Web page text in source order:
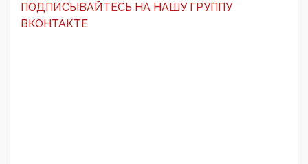
ПОДПИСЫВАЙТЕСЬ НА НАШУ ГРУППУ
ВКОНТАКТЕ